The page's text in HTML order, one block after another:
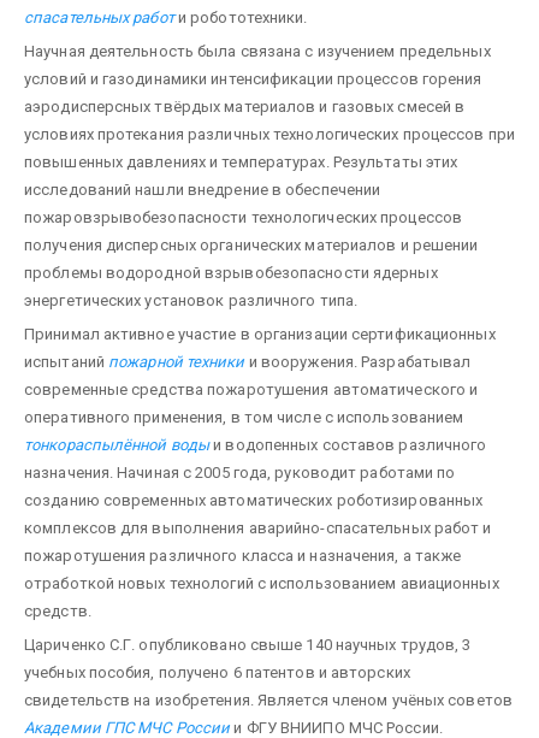
спасательных работи робототехники.
Научная деятельность была связана с изучением предельных
условий и газодинамики интенсификации процессов горения
аэродисперсных твёрдых материалов и газовых смесей в
условиях протекания различных технологических процессов при
повышенных давлениях и температурах. Результаты этих
исследований нашли внедрение в обеспечении
пожаровзрывобезопасности технологических процессов
получения дисперсных органических материалов и решении
проблемы водородной взрывобезопасности ядерных
энергетических установок различного типа.
Принимал активное участие в организации сертификационных
испытаний пожарной техникии вооружения. Разрабатывал
современные средства пожаротушения автоматического и
оперативного применения, в том числе с использованием
тонкораспылённой водыи водопенных составов различного
назначения. Начиная с 2005 года, руководит работами по
созданию современных автоматических роботизированных
комплексов для выполнения аварийно-спасательных работ и
пожаротушения различного класса и назначения, а также
отработкой новых технологий с использованием авиационных
средств.
Цариченко С.Г. опубликовано свыше 140 научных трудов, 3
учебных пособия, получено 6 патентов и авторских
свидетельств на изобретения. Является членом учёных советов
Академии ГПС МЧС Россиии ФГУ ВНИИПО МЧС России.